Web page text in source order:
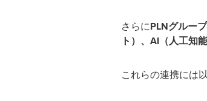
さらにPLNグルー
ト）、 AI（人工知
これらの連携には